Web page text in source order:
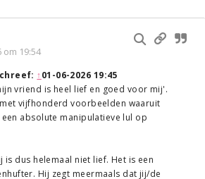
om 19:54
↑01-06-2026 19:45
vriend is heel lief en goed voor mij'.
vijfhonderd voorbeelden waaruit
absolute manipulatieve lul op
is dus helemaal niet lief. Het is een
Hij zegt meermaals dat jij/de